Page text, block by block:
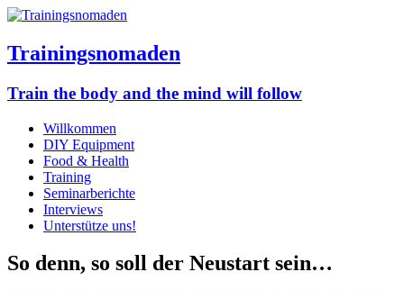
Trainingsnomaden
Train the body and the mind will follow
Willkommen
DIY Equipment
Food & Health
Training
Seminarberichte
Interviews
Unterstütze uns!
So denn, so soll der Neustart sein…